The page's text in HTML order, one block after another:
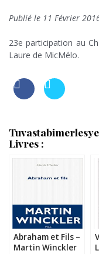
Publié le 11 Février
23e participation au
Laure de MicMélo.
Livres :
Abraham et Fils –
Martin Winckler